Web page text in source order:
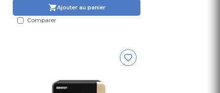
Ajouter au panier
Comparer